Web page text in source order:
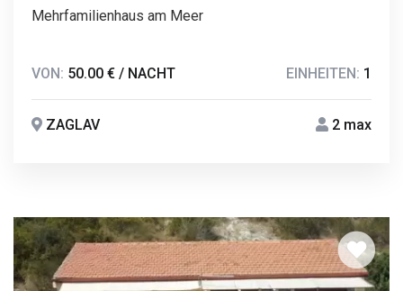
Mehrfamilienhaus am Meer
VON: 50.00 € / NACHT EINHEITEN: 1
ZAGLAV 2 max